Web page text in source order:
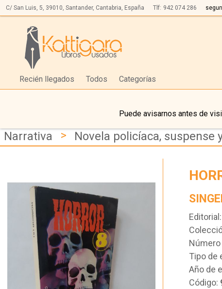
C/ San Luis, 5, 39010, Santander, Cantabria, España Tlf: 942 074 286
Recién llegados Todos Categorías
Puede avisarnos antes de
Narrativa > Novela policíaca, suspense
Editorial:
Tipo de
Año de
Código: